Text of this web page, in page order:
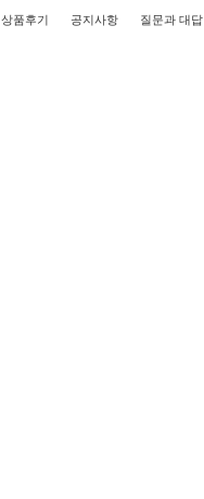
상품후기 공지사항 질문과 대답